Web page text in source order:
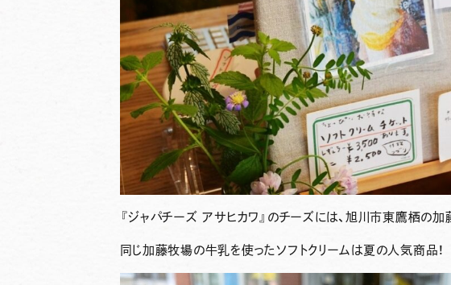
『ジャパチーズ アサヒカワ』 のチーズには、旭川市東鷹栖の加
同じ加藤牧場の牛乳を使ったソフトクリームは夏の人気商品！